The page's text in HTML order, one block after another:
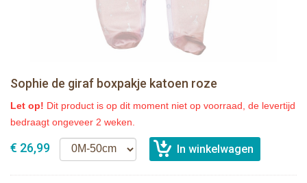
Sophie de giraf boxpakje katoen roze
Let op! Dit product is op dit moment niet op voorraad, de levertijd
bedraagt ongeveer 2 weken.
€ 26,99